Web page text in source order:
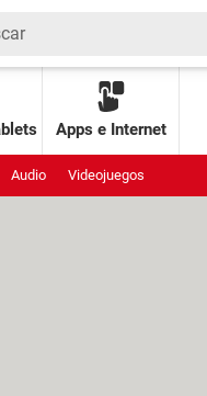
Apps e Internet
Audio Videojuegos